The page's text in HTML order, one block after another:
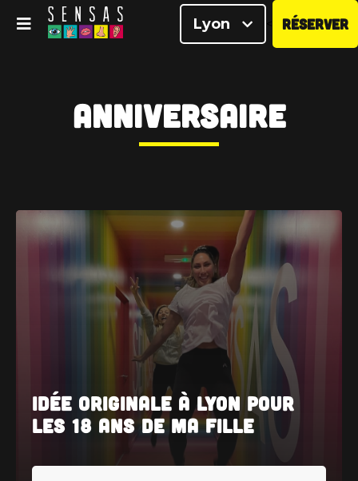
Lyon RÉSERVER
Anniversaire
Idée originale à Lyon pour
les 18 ans de ma fille